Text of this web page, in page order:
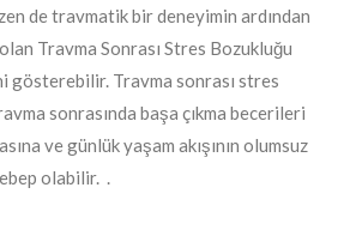
de travmatik bir deneyimin ardından
Travma Sonrası Stres Bozukluğu
gösterebilir. Travma sonrası stres
sonrasında başa çıkma becerileri
ve günlük yaşam akışının olumsuz
olabilir. .